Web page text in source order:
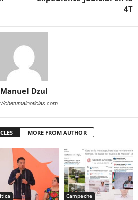
4T
Manuel Dzul
chetumalnoticias.com
MORE FROM AUTHOR
Campeche